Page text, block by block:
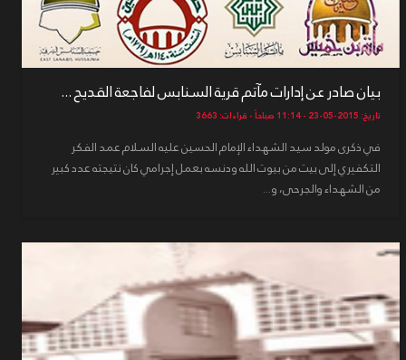
بيان صادر عن إدارات مآتم قرية السنابس لفاجعة القديح ...
تاريخ: 2015-05-23 - 11:14 صباحاً - قراءات: 3663
في ذكرى مولد سيد الشهداء الإمام الحسين عليه السلام عمد الفكر
التكفيري إلى بيت من بيوت الله ودنسه بعمل إجرامي كان نتيجته عدد كبير
من الشهداء والجرحى، و...